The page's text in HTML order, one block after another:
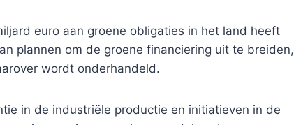
euro aan groene obligaties in het land heeft
plannen om de groene financiering uit te breiden,
wordt onderhandeld.
in de industriële productie en initiatieven in de